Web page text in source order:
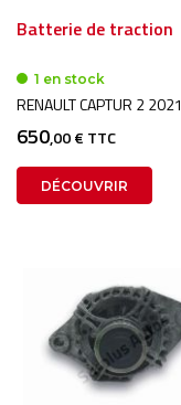
Batterie de traction
1 en stock
RENAULT CAPTUR 2 2021
650,00 € TTC
DÉCOUVRIR